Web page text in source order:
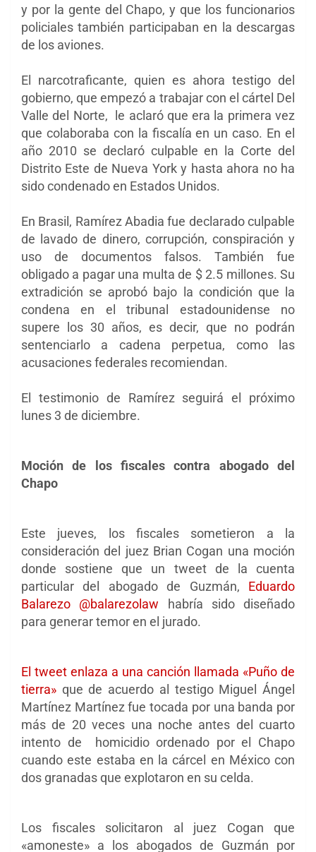
y por la gente del Chapo, y que los funcionarios
policiales también participaban en la descargas
de los aviones.
El narcotraficante, quien es ahora testigo del
gobierno, que empezó a trabajar con el cártel Del
Valle del Norte, le aclaró que era la primera vez
que colaboraba con la fiscalía en un caso. En el
año 2010 se declaró culpable en la Corte del
Distrito Este de Nueva York y hasta ahora no ha
sido condenado en Estados Unidos.
En Brasil, Ramírez Abadia fue declarado culpable
de lavado de dinero, corrupción, conspiración y
uso de documentos falsos. También fue
obligado a pagar una multa de $ 2.5 millones. Su
extradición se aprobó bajo la condición que la
condena en el tribunal estadounidense no
supere los 30 años, es decir, que no podrán
sentenciarlo a cadena perpetua, como las
acusaciones federales recomiendan.
El testimonio de Ramírez seguirá el próximo
lunes 3 de diciembre.
Moción de los fiscales contra abogado del
Chapo
Este jueves, los fiscales sometieron a la
consideración del juez Brian Cogan una moción
donde sostiene que un tweet de la cuenta
particular del abogado de Guzmán, Eduardo
Balarezo @balarezolaw habría sido diseñado
para generar temor en el jurado.
El tweet enlaza a una canción llamada «Puño de
tierra» que de acuerdo al testigo Miguel Ángel
Martínez Martínez fue tocada por una banda por
más de 20 veces una noche antes del cuarto
intento de homicidio ordenado por el Chapo
cuando este estaba en la cárcel en México con
dos granadas que explotaron en su celda.
Los fiscales solicitaron al juez Cogan que
«amoneste» a los abogados de Guzmán por